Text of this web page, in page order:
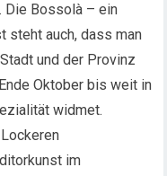
Die Bossolà – ein
steht auch, dass man
und der Provinz
Oktober bis weit in
widmet.
im